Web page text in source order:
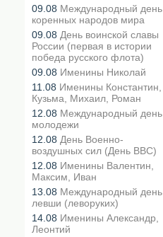
09.08 Международный день
коренных народов мира
09.08 День воинской славы
России (первая в истории
победа русского флота)
09.08 Именины Николай
11.08 Именины Константин,
Кузьма, Михаил, Роман
12.08 Международный день
молодежи
12.08 День Военно-
воздушных сил (День ВВС)
12.08 Именины Валентин,
Максим, Иван
13.08 Международный день
левши (леворуких)
14.08 Именины Александр,
Леонтий